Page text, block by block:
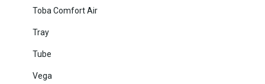
Toba Comfort Air
Tray
Tube
Vega